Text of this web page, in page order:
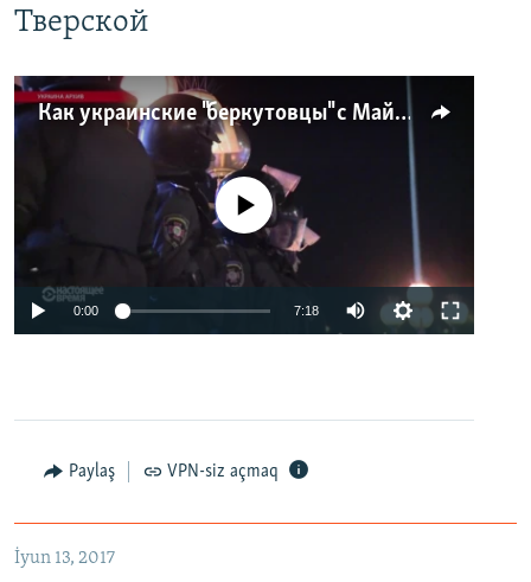
Тверской
Как украинские "беркутовцы" с Майдана стали ОМОНом с Тверской
No media source currently available
0:00 7:18
Paylaş VPN-siz açmaq
İyun 13, 2017